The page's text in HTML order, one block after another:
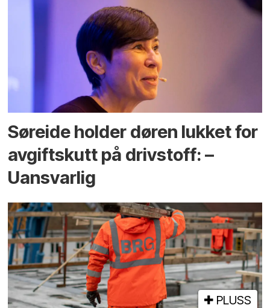
Søreide holder døren lukket for
avgiftskutt på drivstoff: –
Uansvarlig
PLUSS